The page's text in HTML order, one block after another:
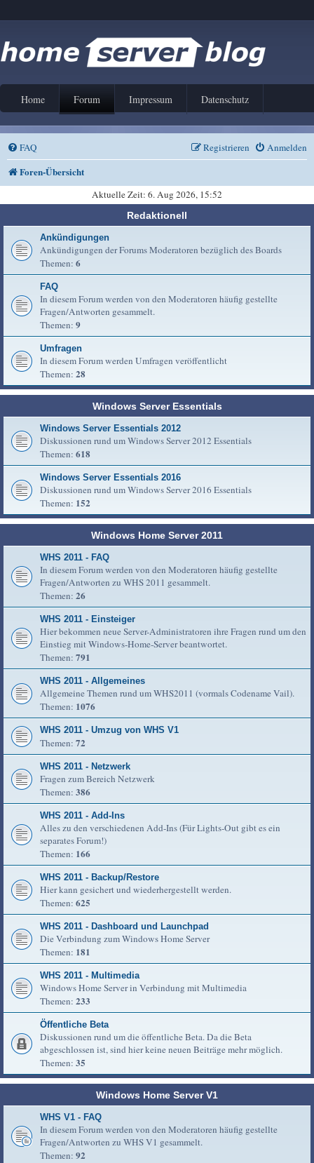
Home Forum Impressum Datenschutz
FAQ Anmelden
Registrieren
Foren-Übersicht
Aktuelle Zeit: 6. Aug 2026, 15:52
Redaktionell
Ankündigungen
Ankündigungen der Forums Moderatoren bezüglich des Boards
Themen: 6
FAQ
In diesem Forum werden von den Moderatoren häufig gestellte
Fragen/Antworten gesammelt.
Themen: 9
Umfragen
In diesem Forum werden Umfragen veröffentlicht
Themen: 28
Windows Server Essentials
Windows Server Essentials 2012
Diskussionen rund um Windows Server 2012 Essentials
Themen: 618
Windows Server Essentials 2016
Diskussionen rund um Windows Server 2016 Essentials
Themen: 152
Windows Home Server 2011
WHS 2011 - FAQ
In diesem Forum werden von den Moderatoren häufig gestellte
Fragen/Antworten zu WHS 2011 gesammelt.
Themen: 26
WHS 2011 - Einsteiger
Hier bekommen neue Server-Administratoren ihre Fragen rund um den
Einstieg mit Windows-Home-Server beantwortet.
Themen: 791
WHS 2011 - Allgemeines
Allgemeine Themen rund um WHS2011 (vormals Codename Vail).
Themen: 1076
WHS 2011 - Umzug von WHS V1
Themen: 72
WHS 2011 - Netzwerk
Fragen zum Bereich Netzwerk
Themen: 386
WHS 2011 - Add-Ins
Alles zu den verschiedenen Add-Ins (Für Lights-Out gibt es ein
separates Forum!)
Themen: 166
WHS 2011 - Backup/Restore
Hier kann gesichert und wiederhergestellt werden.
Themen: 625
WHS 2011 - Dashboard und Launchpad
Die Verbindung zum Windows Home Server
Themen: 181
WHS 2011 - Multimedia
Windows Home Server in Verbindung mit Multimedia
Themen: 233
Öffentliche Beta
Diskussionen rund um die öffentliche Beta. Da die Beta
abgeschlossen ist, sind hier keine neuen Beiträge mehr möglich.
Themen: 35
Windows Home Server V1
WHS V1 - FAQ
In diesem Forum werden von den Moderatoren häufig gestellte
Fragen/Antworten zu WHS V1 gesammelt.
Themen: 92